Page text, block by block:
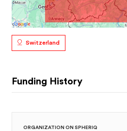
Switzerland
Funding History
ORGANIZATION ON SPHERIQ